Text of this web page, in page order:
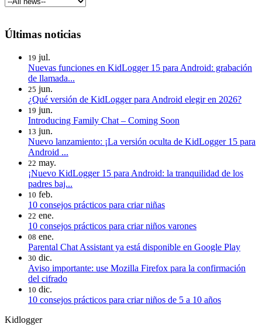
Últimas noticias
19 jul.
Nuevas funciones en KidLogger 15 para Android: grabación
de llamada...
25 jun.
¿Qué versión de KidLogger para Android elegir en 2026?
19 jun.
Introducing Family Chat – Coming Soon
13 jun.
Nuevo lanzamiento: ¡La versión oculta de KidLogger 15 para
Android ...
22 may.
¡Nuevo KidLogger 15 para Android: la tranquilidad de los
padres baj...
10 feb.
10 consejos prácticos para criar niñas
22 ene.
10 consejos prácticos para criar niños varones
08 ene.
Parental Chat Assistant ya está disponible en Google Play
30 dic.
Aviso importante: use Mozilla Firefox para la confirmación
del cifrado
10 dic.
10 consejos prácticos para criar niños de 5 a 10 años
Kidlogger